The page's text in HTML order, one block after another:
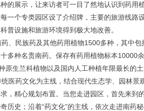
的展示，让来访者可一目了然地认识到药用
一个专类园区设了介绍牌，主要的旅游线路
普设施和旅游环境得到极大地改善。
、民族药及其他药用植物1500多种，其中
多种名贵南药。保存有药用植物标本10000
原生兰科植物以及国内人工种植年限最长的
医药文化为主线，结合现代生态学、园林景
，精心规划布置。当您走进园区，首先来到
历史；沿着“药文化”的主线，依次走进南药